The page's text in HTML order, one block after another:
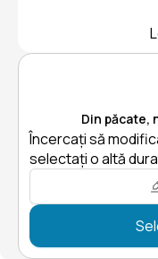
Din păcate,
Încercați să
selectați o altă